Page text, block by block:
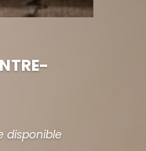
disponible